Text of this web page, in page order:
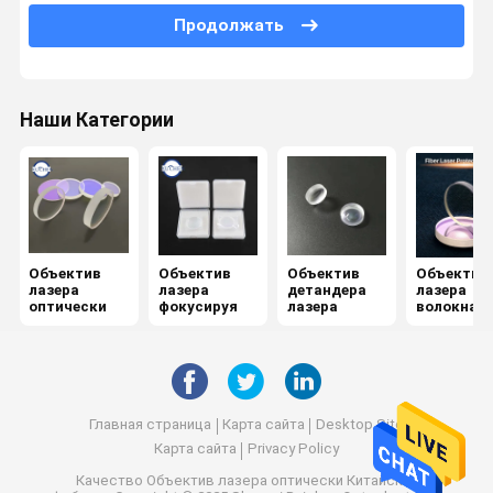
Двуцветный фильтр
Оптически Бандпасс фильтр
Оптика инфракрасн
Combiner луча
Объектив CCD
Продолжать
Наши Категории
Объектив
лазера
оптически
Объектив
лазера
фокусируя
Объектив
детандера
лазера
Объектив
лазера
волокна
Главная страница Карта сайта
Desktop Site
Карта сайта
Privacy Policy
Качество Объектив лазера оптически Китайская